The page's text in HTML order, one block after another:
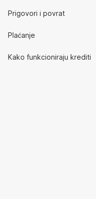
Prigovori i povrat
Plaćanje
Kako funkcioniraju krediti